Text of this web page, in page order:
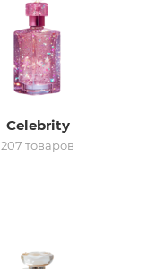
Celebrity
207 товаров